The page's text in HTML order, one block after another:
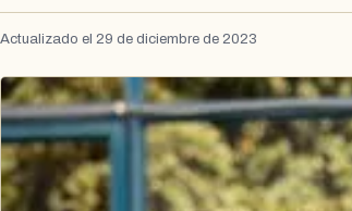
Actualizado el 29 de diciembre de 2023